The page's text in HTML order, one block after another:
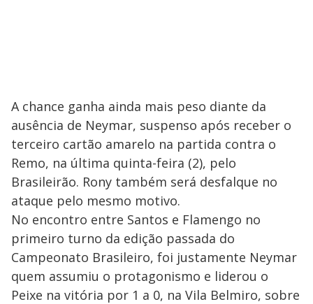
A chance ganha ainda mais peso diante da
ausência de Neymar, suspenso após receber o
terceiro cartão amarelo na partida contra o
Remo, na última quinta-feira (2), pelo
Brasileirão. Rony também será desfalque no
ataque pelo mesmo motivo.
No encontro entre Santos e Flamengo no
primeiro turno da edição passada do
Campeonato Brasileiro, foi justamente Neymar
quem assumiu o protagonismo e liderou o
Peixe na vitória por 1 a 0, na Vila Belmiro, sobre